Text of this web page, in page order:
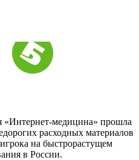
«Интернет-медицина» прошла
расходных материалов
на быстрорастущем
в России.